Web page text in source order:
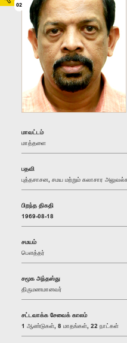
02
மாவட்டம்
மாத்தளை
பதவி
புத்தசாசன, சமய மற்றும் கலாசார
பிறந்த திகதி
1969-08-18
சமயம்
பௌத்தர்
சமூக அந்தஸ்து
திருமணமானவர்
சட்டவாக்க சேவைக் காலம்
1 ஆண்டுகள், 8 மாதங்கள், 22 நாட்கள்